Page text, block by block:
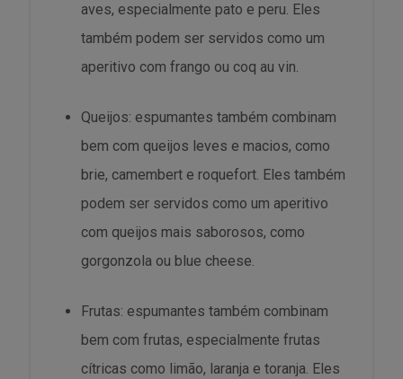
aves, especialmente pato e peru. Eles
também podem ser servidos como um
aperitivo com frango ou coq au vin.
Queijos: espumantes também combinam
bem com queijos leves e macios, como
brie, camembert e roquefort. Eles também
podem ser servidos como um aperitivo
com queijos mais saborosos, como
gorgonzola ou blue cheese.
Frutas: espumantes também combinam
bem com frutas, especialmente frutas
cítricas como limão, laranja e toranja. Eles